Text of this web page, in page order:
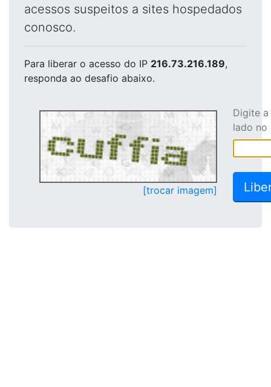
acessos suspeitos a sites hospedados
conosco.
Para liberar o acesso do IP 216.73.216.189,
responda ao desafio abaixo.
[trocar imagem]
Digite
lado no